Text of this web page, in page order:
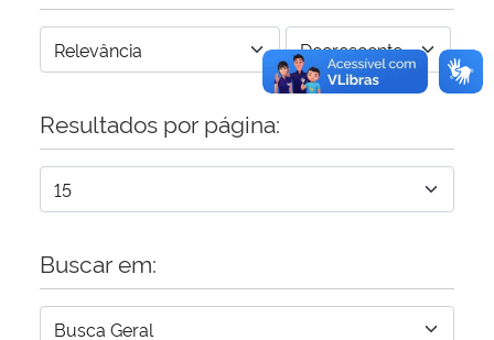
Banco Central do Brasil
Resultados por página:
Buscar em: